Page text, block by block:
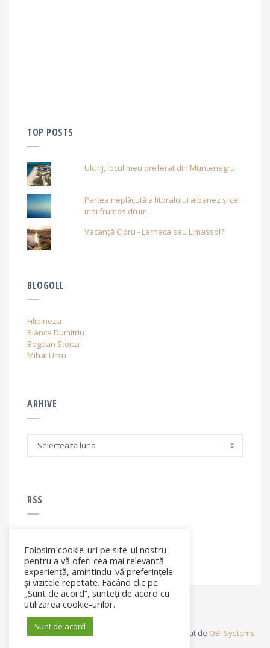
TOP POSTS
Ulcinj, locul meu preferat din Muntenegru
Partea neplăcută a litoralului albanez și cel
mai frumos drum
Vacanță Cipru - Larnaca sau Limassol?
BLOGOLL
Filipineza
Bianca Dumitriu
Bogdan Stoica
Mihai Ursu
ARHIVE
RSS
RSS - articole
© Elena Filip. All rights reserved ® - Site dezvoltat de OBI Systems
Folosim cookie-uri pe site-ul nostru
pentru a vă oferi cea mai relevantă
experiență, amintindu-vă preferințele
și vizitele repetate. Făcând clic pe
„Sunt de acord”, sunteți de acord cu
utilizarea cookie-urilor.
Sunt de acord